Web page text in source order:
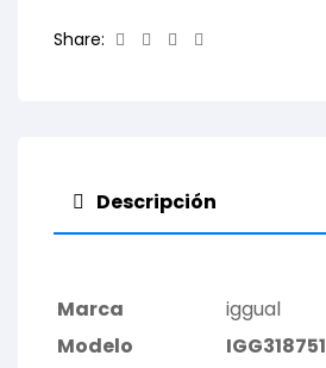
Share: Facebook
TwitterLinkedin
Descripción
Marca
iggual
Modelo
IGG318751